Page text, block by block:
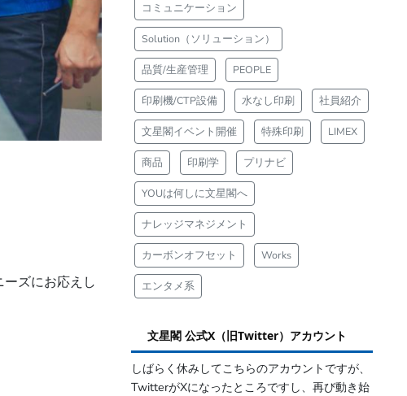
ズにお応えし
コミュニケーション
Solution（ソリューション）
品質/生産管理 PEOPLE
印刷機/CTP設備 水なし印刷 社員紹介
文星閣イベント開催 特殊印刷 LIMEX
商品 印刷学 プリナビ
YOUは何しに文星閣へ
ナレッジマネジメント
カーボンオフセット Works
エンタメ系
文星閣 公式X（旧Twitter）アカウント
しばらく休みしてこちらのアカウントですが、
TwitterがXになったところですし、再び動き始